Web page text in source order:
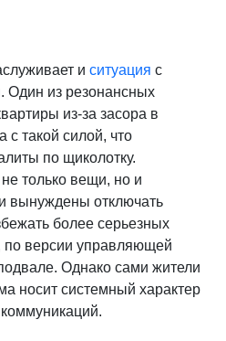
и ситуация с
Один из резонансных
из-за засора в
с такой силой, что
по щиколотку.
только вещи, но и
вынуждены отключать
более серьезных
по версии управляющей
Однако сами жители
носит системный характер